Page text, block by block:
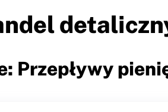
Przepływy